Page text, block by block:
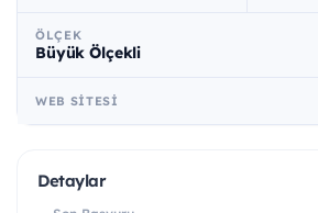
ÖLÇEK
Büyük Ölçekli
WEB SITESI
Detaylar